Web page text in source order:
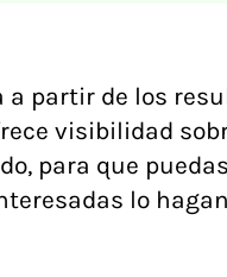
partir de los
visibilidad
para que
lo